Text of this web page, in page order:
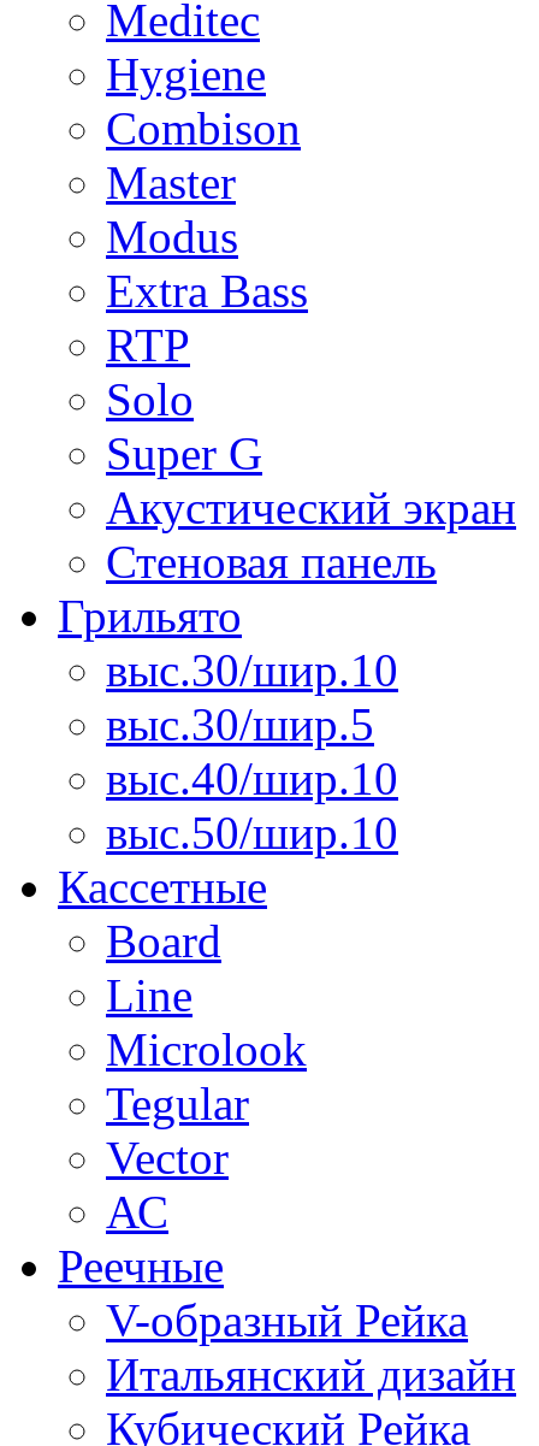
Meditec
Hygiene
Combison
Master
Modus
Extra Bass
RTP
Solo
Super G
Акустический экран
Стеновая панель
Грильято
выс.30/шир.10
выс.30/шир.5
выс.40/шир.10
выс.50/шир.10
Кассетные
Board
Line
Microlook
Tegular
Vector
АС
Реечные
V-образный Рейка
Итальянский дизайн
Кубический Рейка